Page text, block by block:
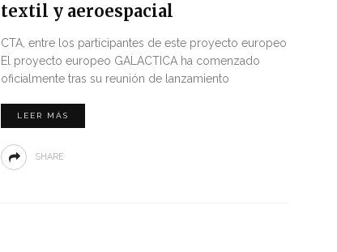
textil y aeroespacial
CTA, entre los participantes de este proyecto europeo
El proyecto europeo GALACTICA ha comenzado
oficialmente tras su reunión de lanzamiento
LEER MÁS
SHARE